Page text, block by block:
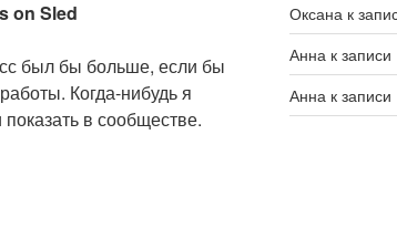
on Sled
был бы больше, если бы
Когда-нибудь я
в сообществе.
Оксанак
Аннак записи
Аннак записи